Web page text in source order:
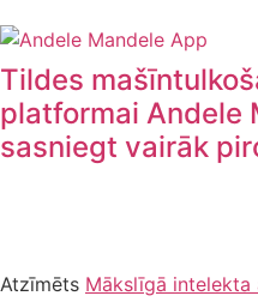
Tildes
platformai Andele
sasniegt vairāk
Atzīmēts Mākslīgā intelekta